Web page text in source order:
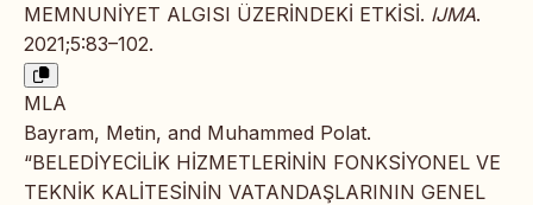
MEMNUNİYET ALGISI ÜZERİNDEKİ ETKİSİ. IJMA.
2021;5:83–102.
MLA
Bayram, Metin, and Muhammed Polat.
“BELEDİYECİLİK HİZMETLERİNİN FONKSİYONEL VE
TEKNİK KALİTESİNİN VATANDAŞLARININ GENEL